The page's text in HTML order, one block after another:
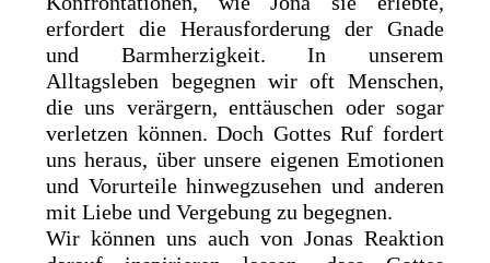
erfordert die Herausforderung der Gnade
und Barmherzigkeit. In unserem
Alltagsleben begegnen wir oft Menschen,
die uns verärgern, enttäuschen oder sogar
verletzen können. Doch Gottes Ruf fordert
uns heraus, über unsere eigenen Emotionen
und Vorurteile hinwegzusehen und anderen
mit Liebe und Vergebung zu begegnen.
Wir können uns auch von Jonas Reaktion